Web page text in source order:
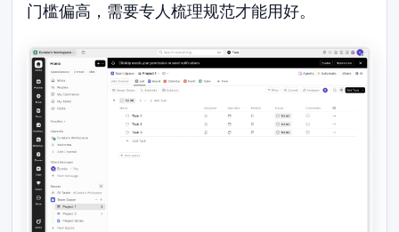
门槛偏高，需要专人梳理规范才能用好。